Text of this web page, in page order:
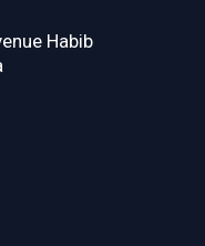
Habib